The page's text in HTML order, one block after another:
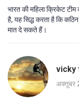
भारत की महिला क्रिकेट टीम
है, यह सिद्ध करता है कि
मात दे सकते हैं।
vicky
अक्तूबर